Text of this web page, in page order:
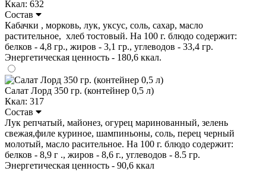
Ккал: 632
Состав
Кабачки , морковь, лук, уксус, соль, сахар, масло
растительное, хлеб тостовый. На 100 г. блюдо содержит:
белков - 4,8 гр., жиров - 3,1 гр., углеводов - 33,4 гр.
Энергетическая ценность - 180,6 ккал.
Салат Лорд 350 гр. (контейнер 0,5 л)
Ккал: 317
Состав
Лук репчатый, майонез, огурец маринованный, зелень
свежая,филе куриное, шампиньоны, соль, перец черный
молотый, масло расительное. На 100 г. блюдо содержит:
белков - 8,9 г ., жиров - 8,6 г., углеводов - 8.5 гр.
Энергетическая ценность - 90,6 ккал